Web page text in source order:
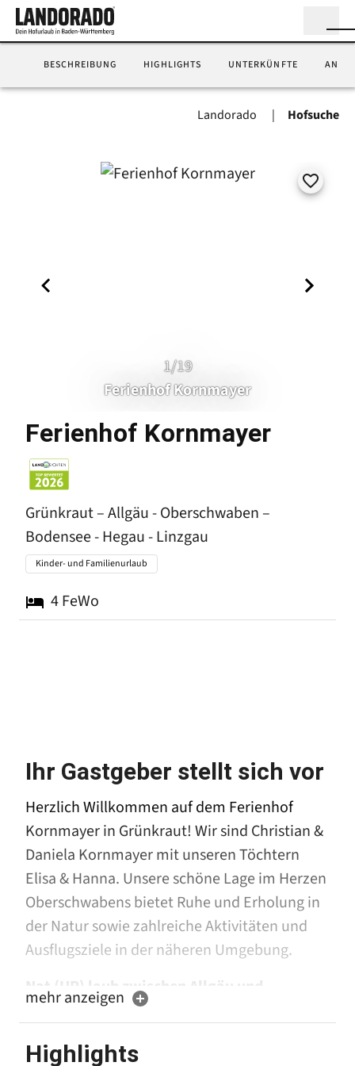
Hofsuche
BESCHREIBUNG HIGHLIGHTS UNTERKÜNFTE
1/19
Ferienhof Kornmayer
Ferienhof Kornmayer
Grünkraut – Allgäu - Oberschwaben –
Bodensee - Hegau - Linzgau
Kinder- und Familienurlaub
4FeWo
Ihr Gastgeber stellt sich vor
Herzlich Willkommen auf dem Ferienhof
Kornmayer in Grünkraut! Wir sind Christian &
Daniela Kornmayer mit unseren Töchtern
Elisa & Hanna. Unsere schöne Lage im Herzen
Oberschwabens bietet Ruhe und Erholung in
der Natur sowie zahlreiche Aktivitäten und
Ausflugsziele in der näheren Umgebung.
Nat (UR) laub zwischen Allgäu und
Bodensee
Das neu erbaute Ferienhaus liegt mitten in
mehr anzeigen
Highlights